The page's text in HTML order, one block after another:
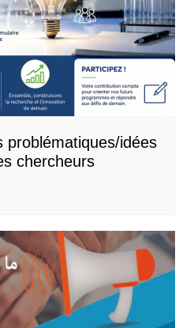
problématiques/idées
chercheurs